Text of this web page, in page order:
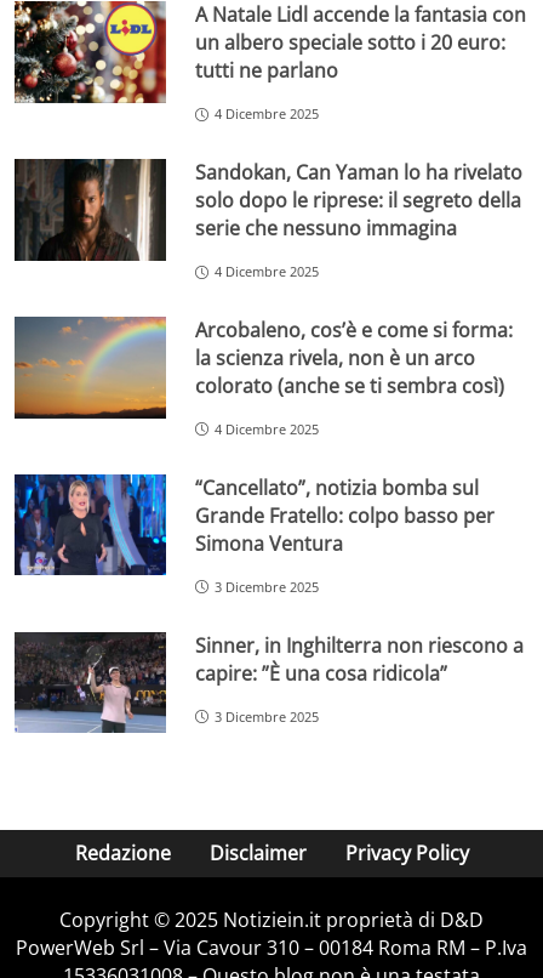
A Natale Lidl accende la fantasia con
un albero speciale sotto i 20 euro:
tutti ne parlano
4 Dicembre 2025
Sandokan, Can Yaman lo ha rivelato
solo dopo le riprese: il segreto della
serie che nessuno immagina
4 Dicembre 2025
Arcobaleno, cos’è e come si forma:
la scienza rivela, non è un arco
colorato (anche se ti sembra così)
4 Dicembre 2025
“Cancellato”, notizia bomba sul
Grande Fratello: colpo basso per
Simona Ventura
3 Dicembre 2025
Sinner, in Inghilterra non riescono a
capire: ”È una cosa ridicola”
3 Dicembre 2025
Redazione Disclaimer Privacy Policy
Copyright © 2025 Notiziein.it proprietà di D&D
PowerWeb Srl – Via Cavour 310 – 00184 Roma RM – P.Iva